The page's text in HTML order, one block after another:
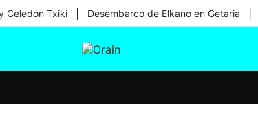
Celedón Txiki Desembarco de Elkano en Getaria